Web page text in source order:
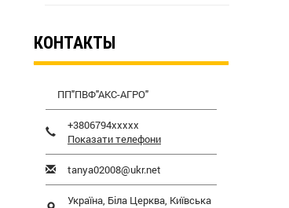
КОНТАКТЫ
ПП"ПВФ"АКС-АГРО"
+3806794xxxxx
Показати телефони
tanya02008@ukr.net
Україна, Біла Церква, Київська